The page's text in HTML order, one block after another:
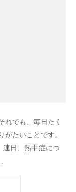
れでも、毎日たく
がたいことです。
連日、熱中症につ